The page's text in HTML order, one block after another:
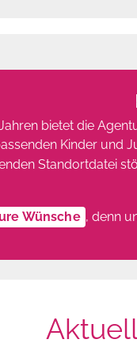
bietet die
Kinder und
Standortdatei
Wünsche , denn